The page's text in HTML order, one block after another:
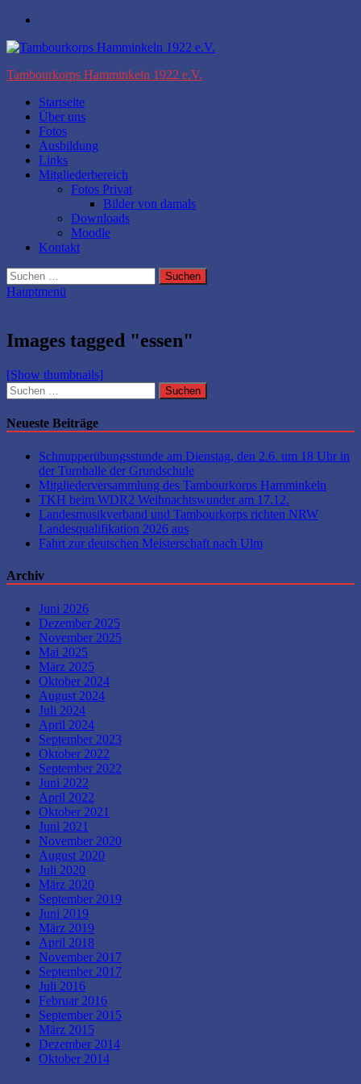
Zum
springen
Tambourkorps Hamminkeln 1922 e.V.
Startseite
Über uns
Fotos
Ausbildung
Links
Mitgliederbereich
Fotos Privat
Bilder von damals
Downloads
Moodle
Kontakt
Suchen
nach:
Hauptmenü
Images tagged "essen"
[Show thumbnails]
Suchen
nach:
Neueste Beiträge
Schnupperübungsstunde am Dienstag, den 2.6. um 18 Uhr in
der Turnhalle der Grundschule
Mitgliederversammlung des Tambourkorps Hamminkeln
TKH beim WDR2 Weihnachtswunder am 17.12.
Landesmusikverband und Tambourkorps richten NRW
Landesqualifikation 2026 aus
Fahrt zur deutschen Meisterschaft nach Ulm
Archiv
Juni 2026
Dezember 2025
November 2025
Mai 2025
März 2025
Oktober 2024
August 2024
Juli 2024
April 2024
September 2023
Oktober 2022
September 2022
Juni 2022
April 2022
Oktober 2021
Juni 2021
November 2020
August 2020
Juli 2020
März 2020
September 2019
Juni 2019
März 2019
April 2018
November 2017
September 2017
Juli 2016
Februar 2016
September 2015
März 2015
Dezember 2014
Oktober 2014